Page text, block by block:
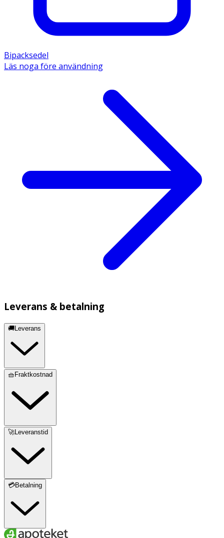
Bipacksedel
Läs noga före användning
Leverans & betalning
🚚Leverans
🧺Fraktkostnad
🚀Leveranstid
💳Betalning